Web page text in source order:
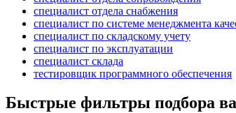
специалист отдела снабжения
специалист по системе менеджмента
специалист по складскому учету
специалист по эксплуатации
специалист склада
тестировщик программного обеспечения
Быстрые фильтры подбора